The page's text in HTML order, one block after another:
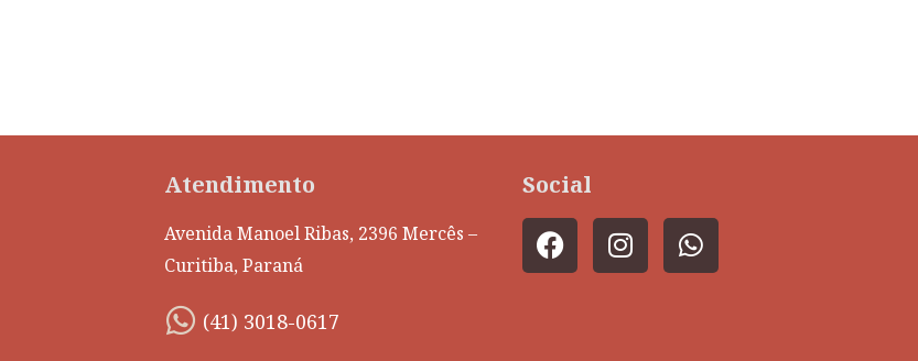
Atendimento
Avenida Manoel Ribas, 2396 Mercês –
Curitiba, Paraná
(41) 3018-0617
Social